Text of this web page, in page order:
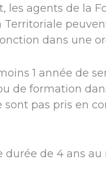
les agents de la
dans une
1 année de
de formation
pas pris en
de 4 ans au